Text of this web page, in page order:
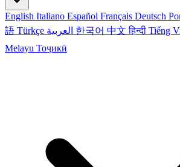
English Italiano Español Français Deutsch
語 Türkçe 한국어 中文हिन्दी Tiếng
Melayu Тоҷикӣ